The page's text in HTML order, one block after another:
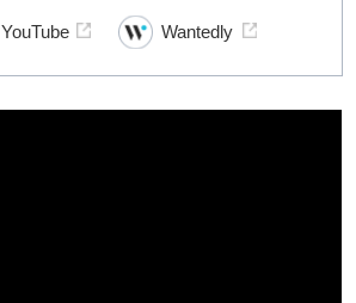
YouTube Wantedly